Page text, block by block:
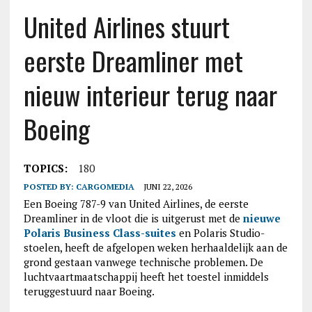
United Airlines stuurt
eerste Dreamliner met
nieuw interieur terug naar
Boeing
TOPICS: 180
POSTED BY: CARGOMEDIA JUNI 22, 2026
Een Boeing 787-9 van United Airlines, de eerste
Dreamliner in de vloot die is uitgerust met de nieuwe
Polaris Business Class-suites en Polaris Studio-
stoelen, heeft de afgelopen weken herhaaldelijk aan de
grond gestaan vanwege technische problemen. De
luchtvaartmaatschappij heeft het toestel inmiddels
teruggestuurd naar Boeing.